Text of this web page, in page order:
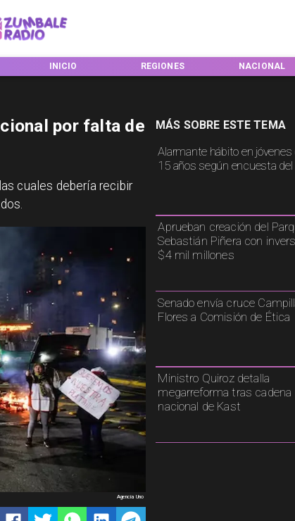
INICIO REGIONES NACIONAL
Agencia Uno
Alarmante hábito en jóvenes
15 años según encuesta
Aprueban creación del
Sebastián Piñera con
$4 mil millones
Senado envía cruce
Flores a Comisión de Ética
Ministro Quiroz detalla
megarreforma tras cadena
nacional de Kast
MÁS SOBRE ESTE TEMA
por falta de
cuales debería recibir